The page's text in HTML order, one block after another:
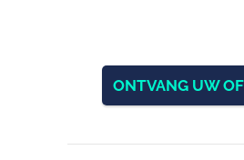
ONTVANG UW